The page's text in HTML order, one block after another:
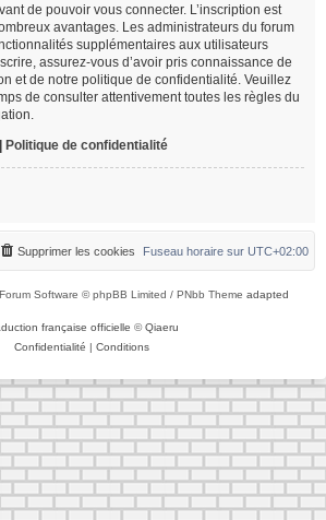
de pouvoir vous connecter. L’inscription est
avantages. Les administrateurs du forum
supplémentaires aux utilisateurs
assurez-vous d’avoir pris connaissance de
et de notre politique de confidentialité. Veuillez
de consulter attentivement toutes les règles du
| Politique de confidentialité
Fuseau horaire sur UTC+02:00
Supprimer les cookies
Software © phpBB Limited / PNbb Theme adapted
française officielle ©Qiaeru
Confidentialité | Conditions